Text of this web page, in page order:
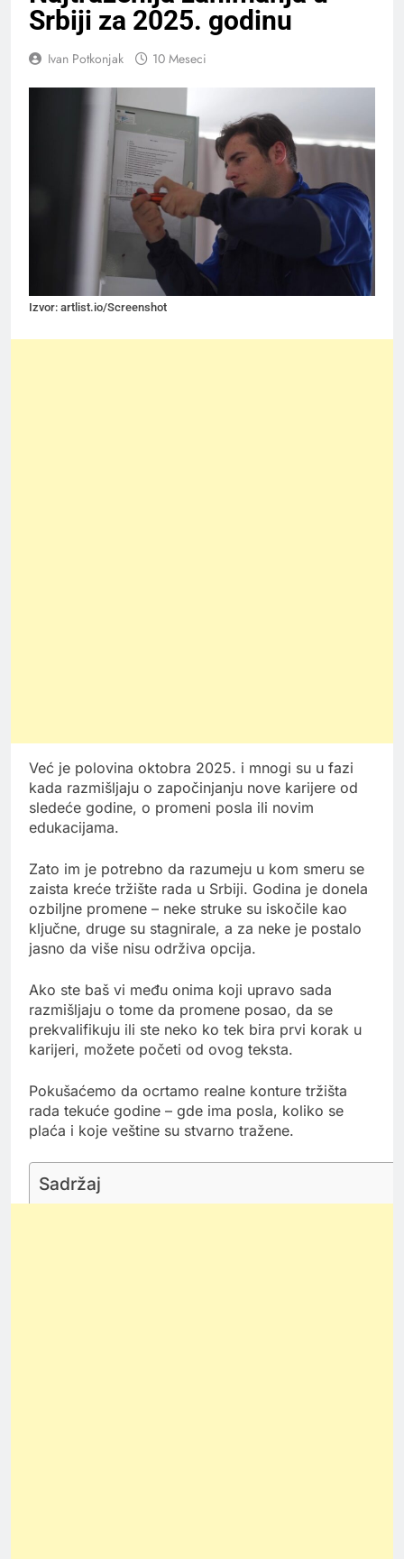
Srbiji za 2025. godinu
Ivan Potkonjak 10 Meseci
Izvor: artlist.io/Screenshot
Već je polovina oktobra 2025. i mnogi su u fazi
kada razmišljaju o započinjanju nove karijere od
sledeće godine, o promeni posla ili novim
edukacijama.
Zato im je potrebno da razumeju u kom smeru se
zaista kreće tržište rada u Srbiji. Godina je donela
ozbiljne promene – neke struke su iskočile kao
ključne, druge su stagnirale, a za neke je postalo
jasno da više nisu održiva opcija.
Ako ste baš vi među onima koji upravo sada
razmišljaju o tome da promene posao, da se
prekvalifikuju ili ste neko ko tek bira prvi korak u
karijeri, možete početi od ovog teksta.
Pokušaćemo da ocrtamo realne konture tržišta
rada tekuće godine – gde ima posla, koliko se
plaća i koje veštine su stvarno tražene.
Sadržaj